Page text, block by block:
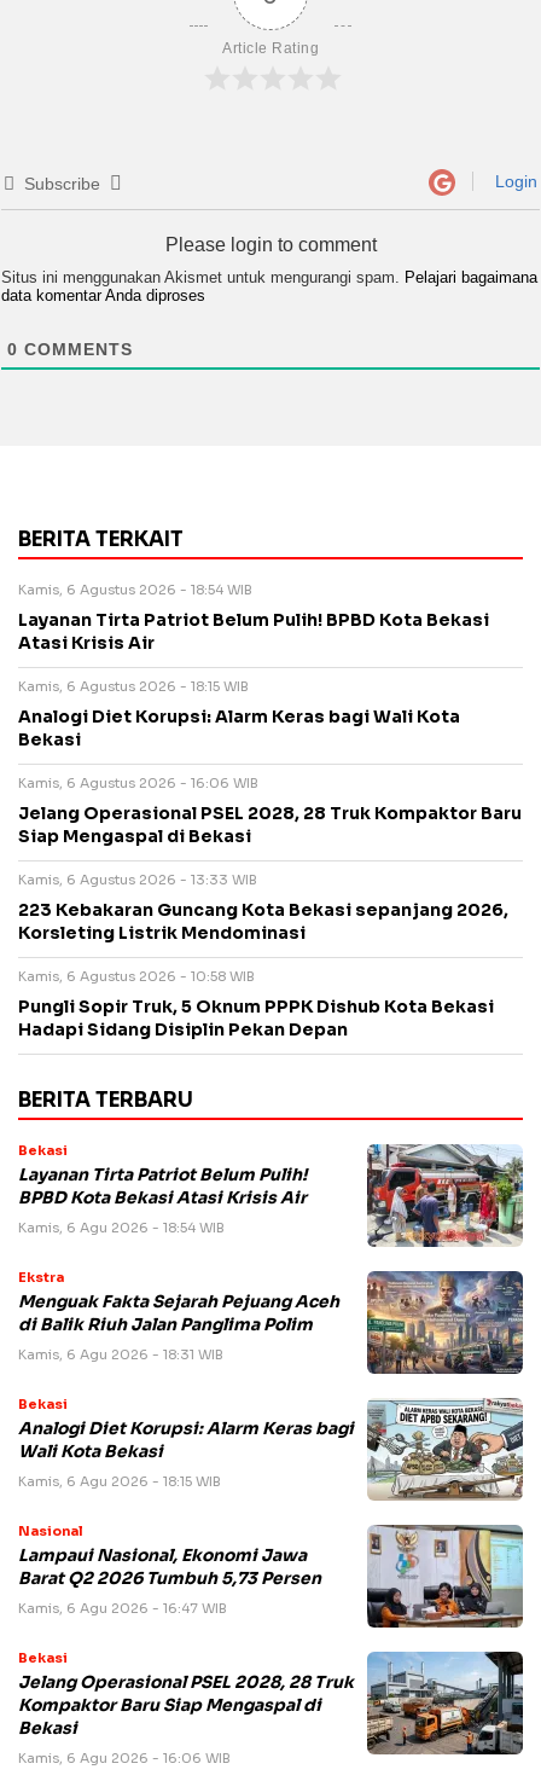
Article Rating
Subscribe Login
Please login to comment
Situs ini menggunakan Akismet untuk mengurangi spam. Pelajari bagaimana
data komentar Anda diproses
0 COMMENTS
BERITA TERKAIT
Kamis, 6 Agustus 2026 - 18:54 WIB
Layanan Tirta Patriot Belum Pulih! BPBD Kota Bekasi
Atasi Krisis Air
Kamis, 6 Agustus 2026 - 18:15 WIB
Analogi Diet Korupsi: Alarm Keras bagi Wali Kota
Bekasi
Kamis, 6 Agustus 2026 - 16:06 WIB
Jelang Operasional PSEL 2028, 28 Truk Kompaktor Baru
Siap Mengaspal di Bekasi
Kamis, 6 Agustus 2026 - 13:33 WIB
223 Kebakaran Guncang Kota Bekasi sepanjang 2026,
Korsleting Listrik Mendominasi
Kamis, 6 Agustus 2026 - 10:58 WIB
Pungli Sopir Truk, 5 Oknum PPPK Dishub Kota Bekasi
Hadapi Sidang Disiplin Pekan Depan
BERITA TERBARU
Bekasi
Layanan Tirta Patriot Belum Pulih!
BPBD Kota Bekasi Atasi Krisis Air
Kamis, 6 Agu 2026 - 18:54 WIB
Ekstra
Menguak Fakta Sejarah Pejuang Aceh
di Balik Riuh Jalan Panglima Polim
Kamis, 6 Agu 2026 - 18:31 WIB
Bekasi
Analogi Diet Korupsi: Alarm Keras bagi
Wali Kota Bekasi
Kamis, 6 Agu 2026 - 18:15 WIB
Nasional
Lampaui Nasional, Ekonomi Jawa
Barat Q2 2026 Tumbuh 5,73 Persen
Kamis, 6 Agu 2026 - 16:47 WIB
Bekasi
Jelang Operasional PSEL 2028, 28 Truk
Kompaktor Baru Siap Mengaspal di
Bekasi
Kamis, 6 Agu 2026 - 16:06 WIB